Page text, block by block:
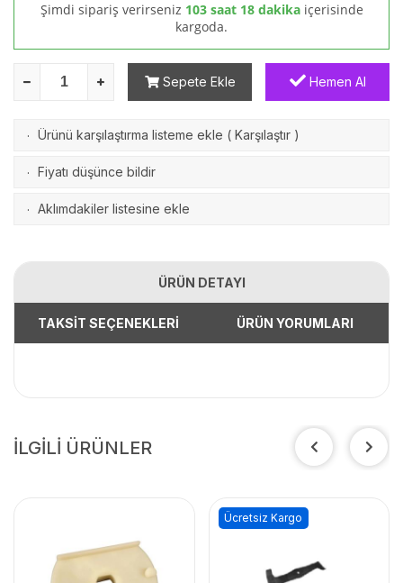
Şimdi sipariş verirseniz 103 saat 18 dakika içerisinde
kargoda.
Sepete Ekle Hemen Al
· Ürünü karşılaştırma listeme ekle ( Karşılaştır )
· Fiyatı düşünce bildir
· Aklımdakiler listesine ekle
ÜRÜN DETAYI
TAKSİT SEÇENEKLERİ ÜRÜN YORUMLARI
İLGİLİ ÜRÜNLER
Ücretsiz Kargo